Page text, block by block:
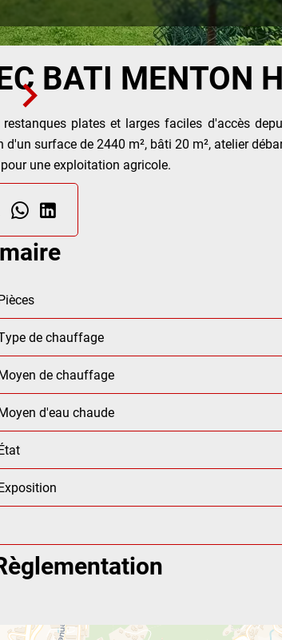
BATI MENTON
plates et larges faciles d'accès
surface de 2440 m², bâti 20 m², atelier
une exploitation agricole.
de chauffage
de chauffage
d'eau chaude